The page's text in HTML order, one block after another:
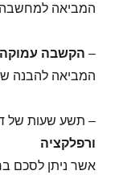
המביאה
– הקשבה עמוקה
המביאה להבנה
– תשע שעות של
ורפלקציה
אשר ניתן לסכם